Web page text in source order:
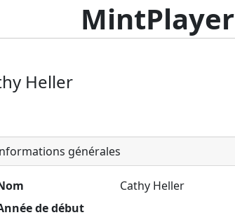
MintPlayer
Heller
générales
Cathy Heller
de début